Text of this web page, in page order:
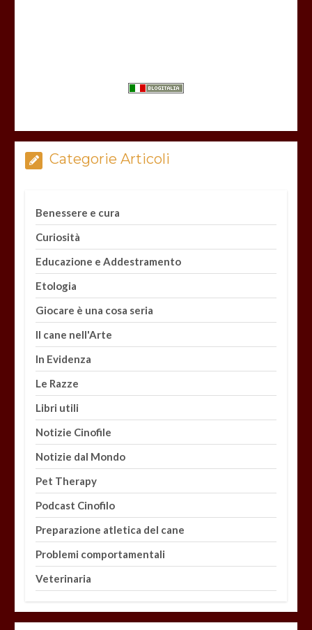
Categorie Articoli
Benessere e cura
Curiosità
Educazione e Addestramento
Etologia
Giocare è una cosa seria
Il cane nell'Arte
In Evidenza
Le Razze
Libri utili
Notizie Cinofile
Notizie dal Mondo
Pet Therapy
Podcast Cinofilo
Preparazione atletica del cane
Problemi comportamentali
Veterinaria